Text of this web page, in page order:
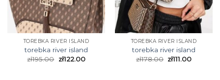
TOREBKA RIVER ISLAND
torebka river island
zł195.00 zł122.00
TOREBKA RIVER ISLAND
torebka river island
zł178.00 zł111.00